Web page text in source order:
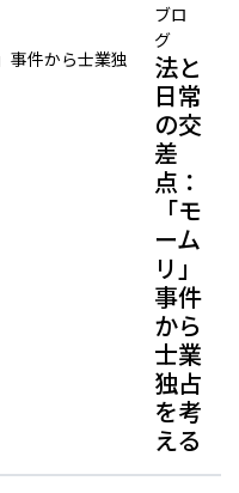
ブロ
グ
法と
日常
の交
差
点：
「モ
ーム
リ」
事件
から
士業
独占
を考
える